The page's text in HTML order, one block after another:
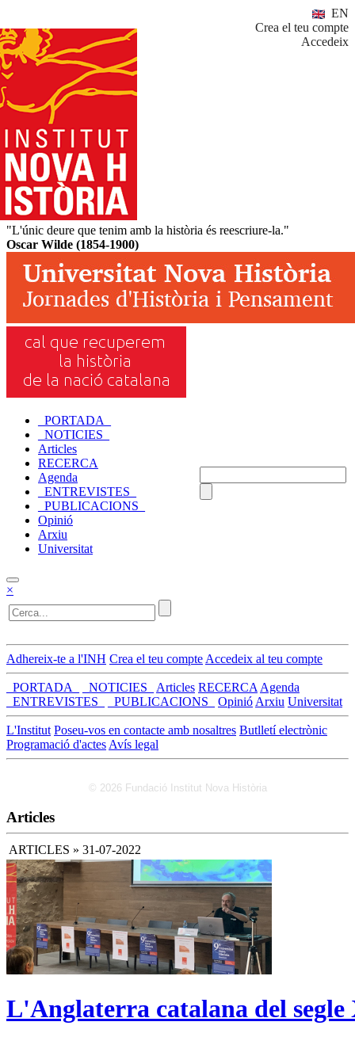
EN
Crea el teu compte
Accedeix
"L'únic deure que tenim amb la història és reescriure-la."
Oscar Wilde (1854-1900)
_PORTADA_
_NOTICIES_
Articles
RECERCA
Agenda
_ENTREVISTES_
_PUBLICACIONS_
Opinió
Arxiu
Universitat
×
Adhereix-te a l'INH Crea el teu compte Accedeix al teu compte
_PORTADA_ _NOTICIES_ Articles RECERCA Agenda
_ENTREVISTES_
_PUBLICACIONS_ Opinió Arxiu Universitat
L'Institut Poseu-vos en contacte amb nosaltres Butlletí electrònic
Programació d'actes Avís legal
© 2026 Fundació Institut Nova Història
Articles
ARTICLES » 31-07-2022
L'Anglaterra catalana del